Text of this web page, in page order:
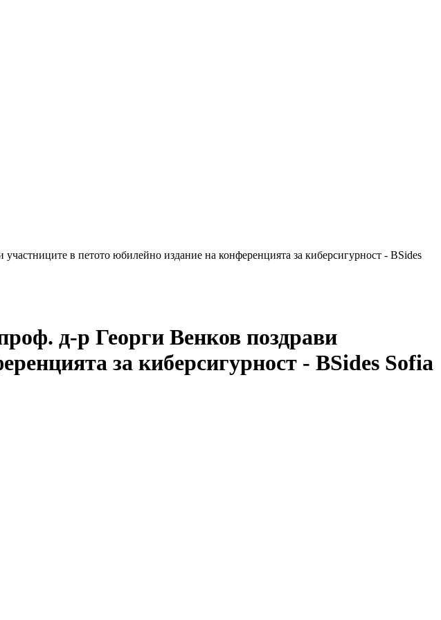
в петото юбилейно издание на конференцията за киберсигурност - BSides
д-р Георги Венков поздрави
за киберсигурност - BSides Sofia